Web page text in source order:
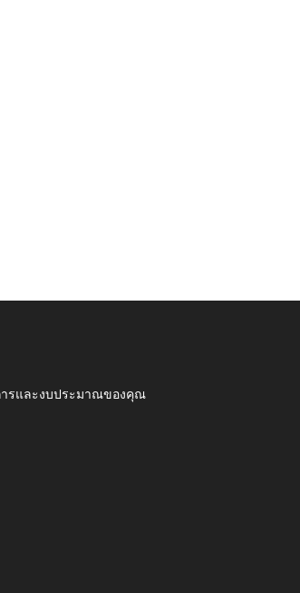
ารและงบประมาณของคุณ